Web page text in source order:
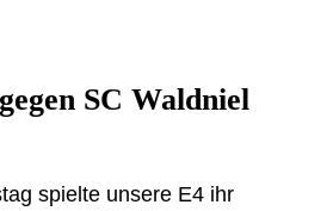
SC Waldniel
spielte unsere E4 ihr